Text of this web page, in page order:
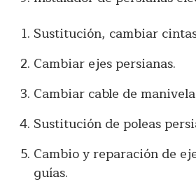
Sustitución, cambiar
Cambiar ejes persianas.
Cambiar cable de
Sustitución de poleas
Cambio y reparación de
guías.